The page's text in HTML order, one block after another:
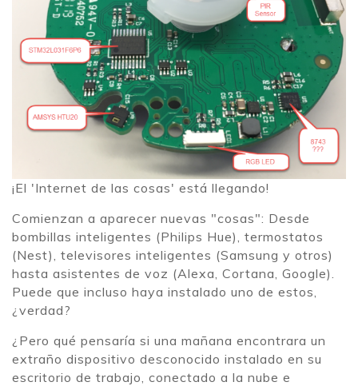
¡El 'Internet de las cosas' está llegando!
Comienzan a aparecer nuevas "cosas": Desde
bombillas inteligentes (Philips Hue), termostatos
(Nest), televisores inteligentes (Samsung y otros)
hasta asistentes de voz (Alexa, Cortana, Google).
Puede que incluso haya instalado uno de estos,
¿verdad?
¿Pero qué pensaría si una mañana encontrara un
extraño dispositivo desconocido instalado en su
escritorio de trabajo, conectado a la nube e